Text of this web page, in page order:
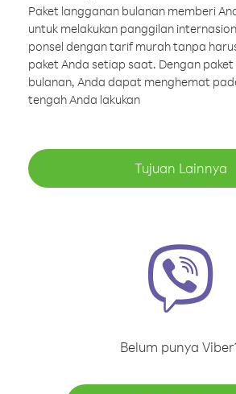
Paket langganan bulanan memberi
untuk melakukan panggilan
ponsel dengan tarif murah tanpa
paket Anda setiap saat. Dengan
bulanan, Anda dapat menghemat
tengah Anda lakukan
Tujuan Lainnya
Belum punya